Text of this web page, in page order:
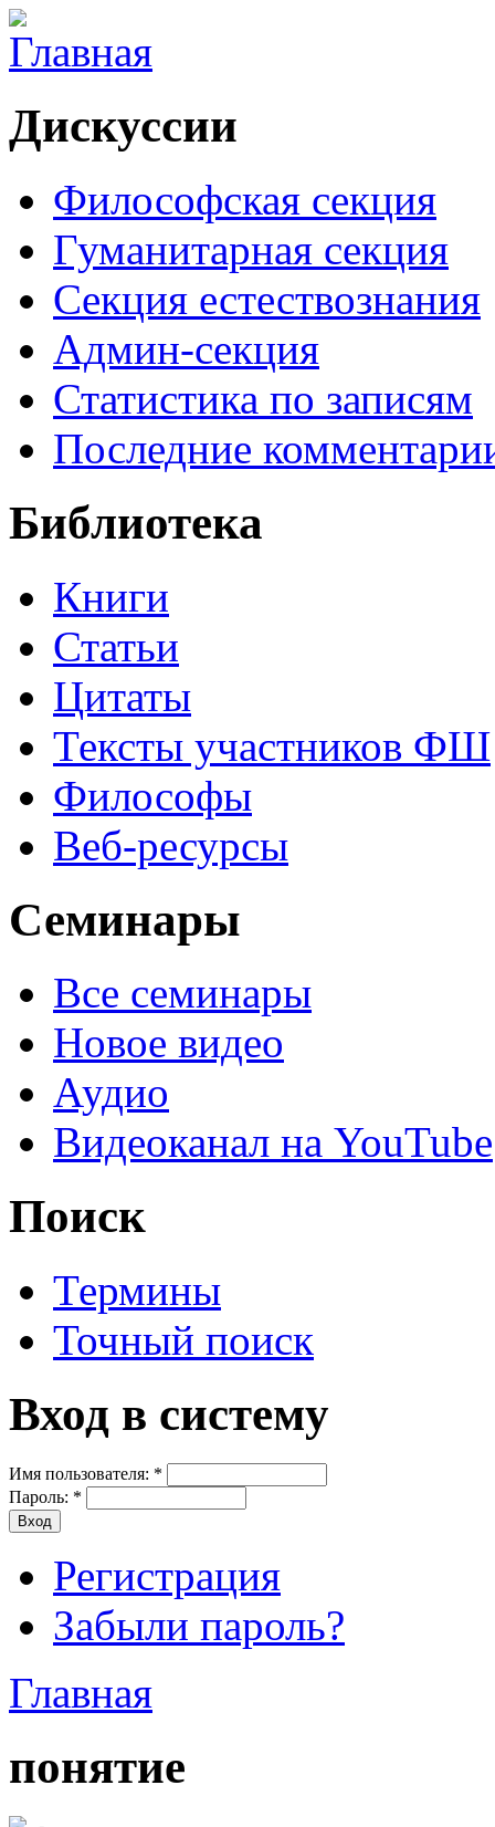
Дискуссии
Философская секция
Гуманитарная секция
Секция естествознания
Админ-секция
Статистика по записям
Последние
Библиотека
Книги
Статьи
Цитаты
Тексты участников ФШ
Философы
Веб-ресурсы
Семинары
Все семинары
Новое видео
Аудио
Видеоканал на YouTube
Поиск
Термины
Точный поиск
Вход в систему
Имя пользователя: *
Пароль: *
Регистрация
Забыли пароль?
Главная
понятие